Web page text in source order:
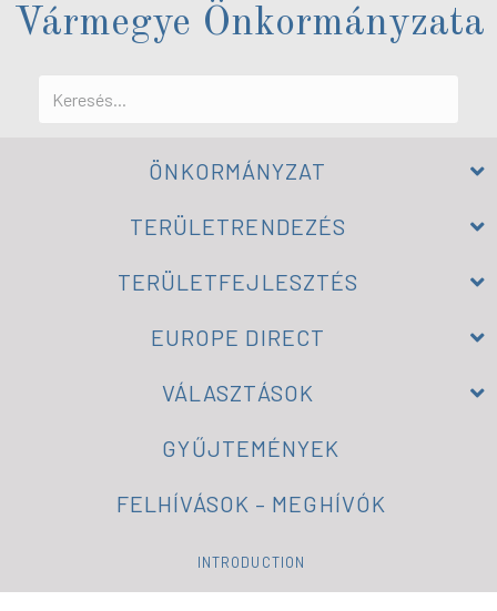
Vármegye Önkormányzata
ÖNKORMÁNYZAT
TERÜLETRENDEZÉS
TERÜLETFEJLESZTÉS
EUROPE DIRECT
VÁLASZTÁSOK
GYŰJTEMÉNYEK
FELHÍVÁSOK – MEGHÍVÓK
INTRODUCTION